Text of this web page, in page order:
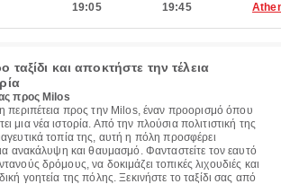
19:05 19:45
ταξίδι και αποκτήστε την τέλεια
προς Milos
περιπέτεια προς την Milos, έναν προορισμό όπου
μια νέα ιστορία. Από την πλούσια πολιτιστική της
τοπία της, αυτή η πόλη προσφέρει
ανακάλυψη και θαυμασμό. Φανταστείτε τον εαυτό
δρόμους, να δοκιμάζει τοπικές λιχουδιές και
γοητεία της πόλης. Ξεκινήστε το ταξίδι σας από